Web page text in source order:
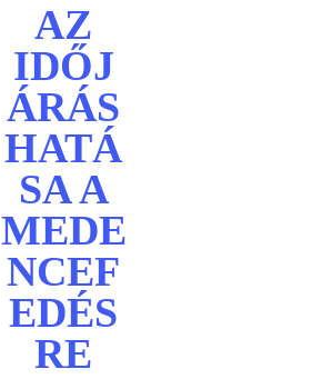
AZ
IDŐJ
ÁRÁS
HATÁ
SA A
MEDE
NCEF
EDÉS
RE